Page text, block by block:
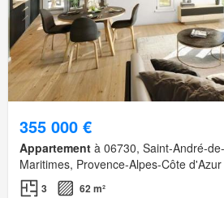
355 000 €
Appartement à 06730, Saint-André-
Maritimes, Provence-Alpes-Côte d'Azur
3 62 m²